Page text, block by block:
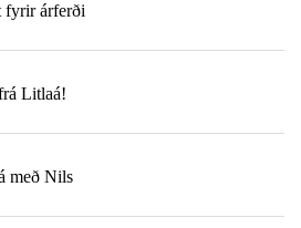
fyrir árferði
Litlaá!
með Nils